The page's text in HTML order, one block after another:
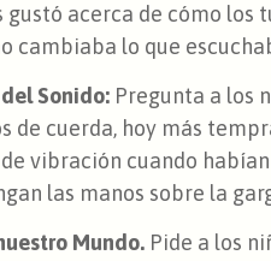
acerca de cómo los
cambiaba lo que
Sonido: Pregunta a los
de cuerda, hoy más
vibración cuando
las manos sobre la
Mundo. Pide a los